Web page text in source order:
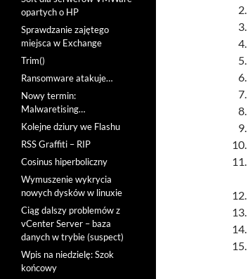
opartych o HP
Sprawdzanie zajętego
miejsca w Exchange
Trim()
Ransomware atakuje…
Nowy termin:
Malwaretising…
Kolejne dziury we Flashu
RSS Graffiti – RIP
Cosinus hiperboliczny
Wymuszenie wykrycia
nowych dysków w linuxie
Ciąg dalszy problemów z
vCenter Server – baza
danych w trybie (suspect)
Wpis na niedzielę: Szok
końcowy